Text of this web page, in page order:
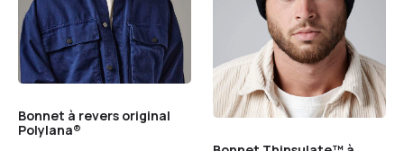
Bonnet à revers original
Polylana®